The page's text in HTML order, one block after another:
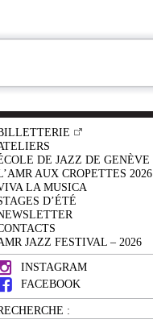
DE JAZZ DE GENÈVE
AUX CROPETTES 2026
LA MUSICA
D’ÉTÉ
JAZZ FESTIVAL – 2026
INSTAGRAM
FACEBOOK
: